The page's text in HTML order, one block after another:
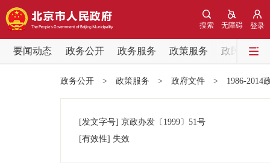
登录
无障碍
搜索
要闻动态 政务公开 政务服务 政策服务
政民互动
党中央精神
政务公开 > 政策服务 > 政府文件 > 1986-2014
[发文字号] 京政办发 〔1999〕 51号
[有效性] 失效